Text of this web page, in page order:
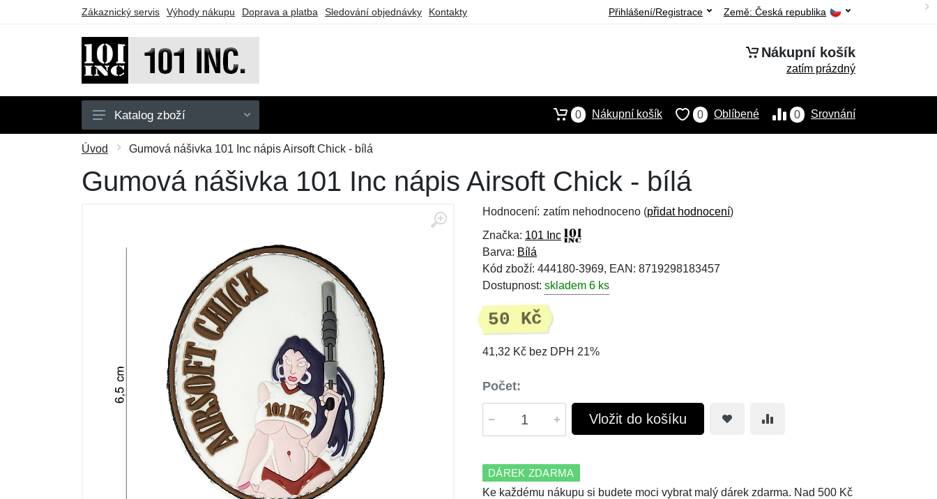
Zákaznický servis Výhody nákupu Doprava a platba Sledování objednávky Kontakty Země: Česká republika
Přihlášení/Registrace
Nákupní košík
zatím prázdný
Pánské
Dětské
Outdoor
Dárkové poukazy
Katalog zboží 0 Srovnání
0 Oblíbené
0 Nákupní košík
Úvod Gumová nášivka 101 Inc nápis Airsoft Chick - bílá
Gumová nášivka 101 Inc nápis Airsoft Chick - bílá
Hodnocení: zatím nehodnoceno (přidat hodnocení)
Značka: 101 Inc
Barva: Bílá
Kód zboží: 444180-3969, EAN: 8719298183457
Dostupnost: skladem 6 ks
50 Kč
41,32 Kč bez DPH 21%
Počet:
Vložit do košíku
DÁREK ZDARMA
Ke každému nákupu si budete moci vybrat malý dárek zdarma. Nad 500 Kč